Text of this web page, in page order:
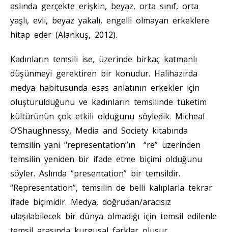
aslında gerçekte erişkin, beyaz, orta sınıf, orta
yaşlı, evli, beyaz yakalı, engelli olmayan erkeklere
hitap eder (Alankuş, 2012).
Kadınların temsili ise, üzerinde birkaç katmanlı
düşünmeyi gerektiren bir konudur. Halihazırda
medya habitusunda esas anlatının erkekler için
oluşturulduğunu ve kadınların temsilinde tüketim
kültürünün çok etkili olduğunu söyledik. Micheal
O’Shaughnessy, Media and Society kitabında
temsilin yani “representation”ın “re” üzerinden
temsilin yeniden bir ifade etme biçimi olduğunu
söyler. Aslında “presentation” bir temsildir.
“Representation”, temsilin de belli kalıplarla tekrar
ifade biçimidir. Medya, doğrudan/aracısız
ulaşılabilecek bir dünya olmadığı için temsil edilenle